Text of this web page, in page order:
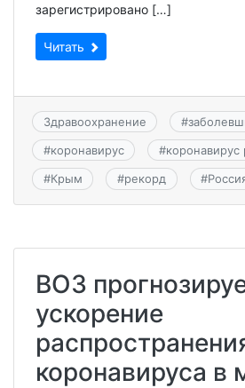
зарегистрировано […]
Читать
Здравоохранение #
#коронавирус #коронавирус
#Крым #рекорд #
ВОЗ
ускорение
коронавируса в